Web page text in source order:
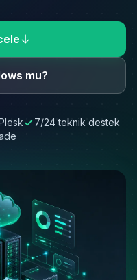
mu?
7/24 teknik destek